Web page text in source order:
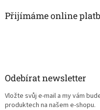
Přijímáme online
Odebírat newsletter
Vložte svůj e-mail a my vám
produktech na našem e-shopu.